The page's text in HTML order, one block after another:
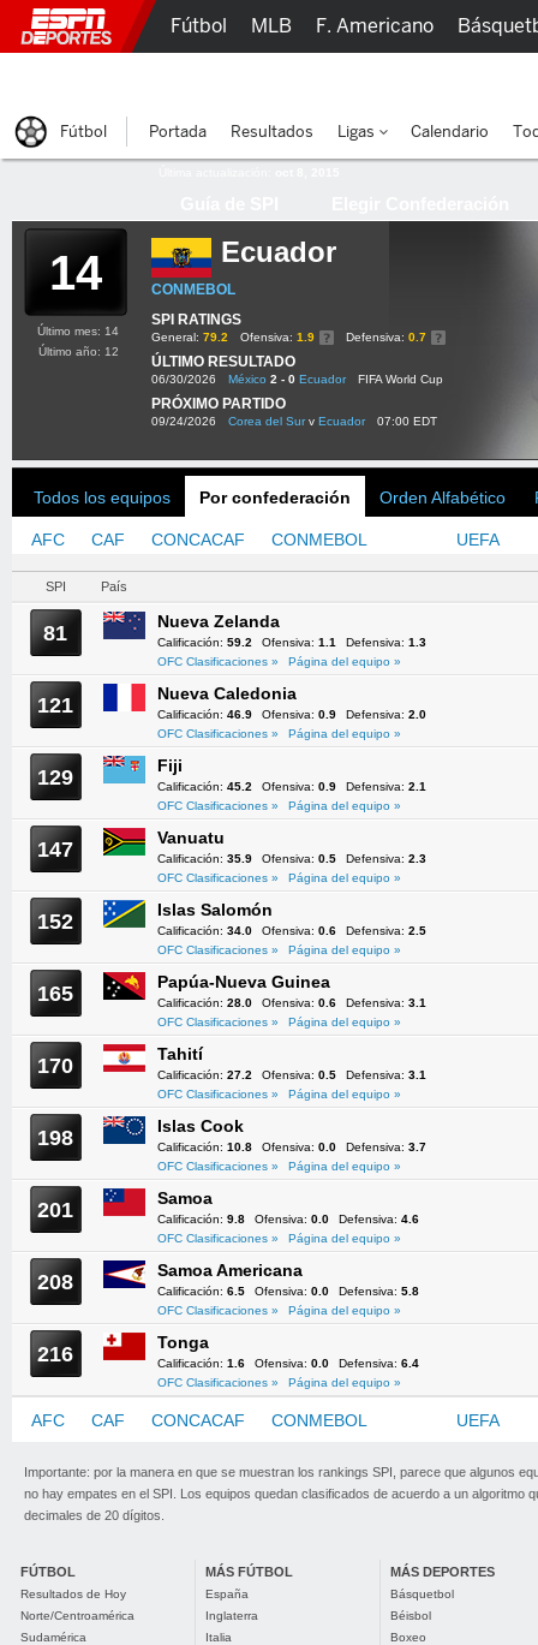
14 Ecuador
CONMEBOL
SPI RATINGS
General: 79.2 Ofensiva: 1.9 Defensiva: 0.7
ÚLTIMO RESULTADO
06/30/2026 México 2 - 0 Ecuador FIFA World Cup
PRÓXIMO PARTIDO
09/24/2026 Corea del Surv Ecuador 07:00 EDT
Último mes: 14
Último año: 12
Todos los equipos Por confederación Orden Alfabético
AFC CAF CONCACAF CONMEBOL UEFA
SPI País
81 Nueva Zelanda
Calificación: 59.2 Ofensiva: 1.1 Defensiva: 1.3
OFC Clasificaciones »
Página del equipo »
121 Nueva Caledonia
Calificación: 46.9 Ofensiva: 0.9 Defensiva: 2.0
OFC Clasificaciones »
Página del equipo »
129 Fiji
Calificación: 45.2 Ofensiva: 0.9 Defensiva: 2.1
OFC Clasificaciones »
Página del equipo »
147 Vanuatu
Calificación: 35.9 Ofensiva: 0.5 Defensiva: 2.3
OFC Clasificaciones »
Página del equipo »
152 Islas Salomón
Calificación: 34.0 Ofensiva: 0.6 Defensiva: 2.5
OFC Clasificaciones »
Página del equipo »
165 Papúa-Nueva Guinea
Calificación: 28.0 Ofensiva: 0.6 Defensiva: 3.1
OFC Clasificaciones »
Página del equipo »
170 Tahití
Calificación: 27.2 Ofensiva: 0.5 Defensiva: 3.1
OFC Clasificaciones »
Página del equipo »
198 Islas Cook
Calificación: 10.8 Ofensiva: 0.0 Defensiva: 3.7
OFC Clasificaciones »
Página del equipo »
201 Samoa
Calificación: 9.8 Ofensiva: 0.0 Defensiva: 4.6
OFC Clasificaciones »
Página del equipo »
208 Samoa Americana
Calificación: 6.5 Ofensiva: 0.0 Defensiva: 5.8
OFC Clasificaciones »
Página del equipo »
216 Tonga
Calificación: 1.6 Ofensiva: 0.0 Defensiva: 6.4
OFC Clasificaciones »
Página del equipo »
AFC CAF CONCACAF CONMEBOL UEFA
Importante: por la manera en que se muestran los rankings SPI, parece que algunos
no hay empates en el SPI. Los equipos quedan clasificados de acuerdo a un algoritmo
decimales de 20 dígitos.
FÚTBOL
Resultados de Hoy
Norte/Centroamérica
Sudamérica
MÁS FÚTBOL
España
Inglaterra
Italia
MÁS DEPORTES
Básquetbol
Béisbol
Boxeo
Fútbol MLB F. Americano
Fútbol Portada Resultados Ligas Calendario